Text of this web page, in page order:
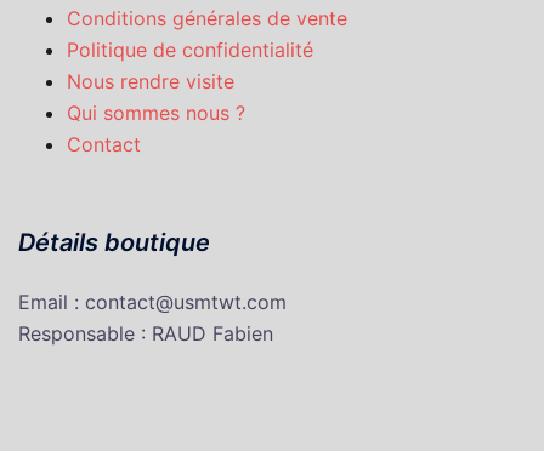
Conditions générales de vente
Politique de confidentialité
Nous rendre visite
Qui sommes nous ?
Contact
Détails boutique
Email : contact@usmtwt.com
Responsable : RAUD Fabien